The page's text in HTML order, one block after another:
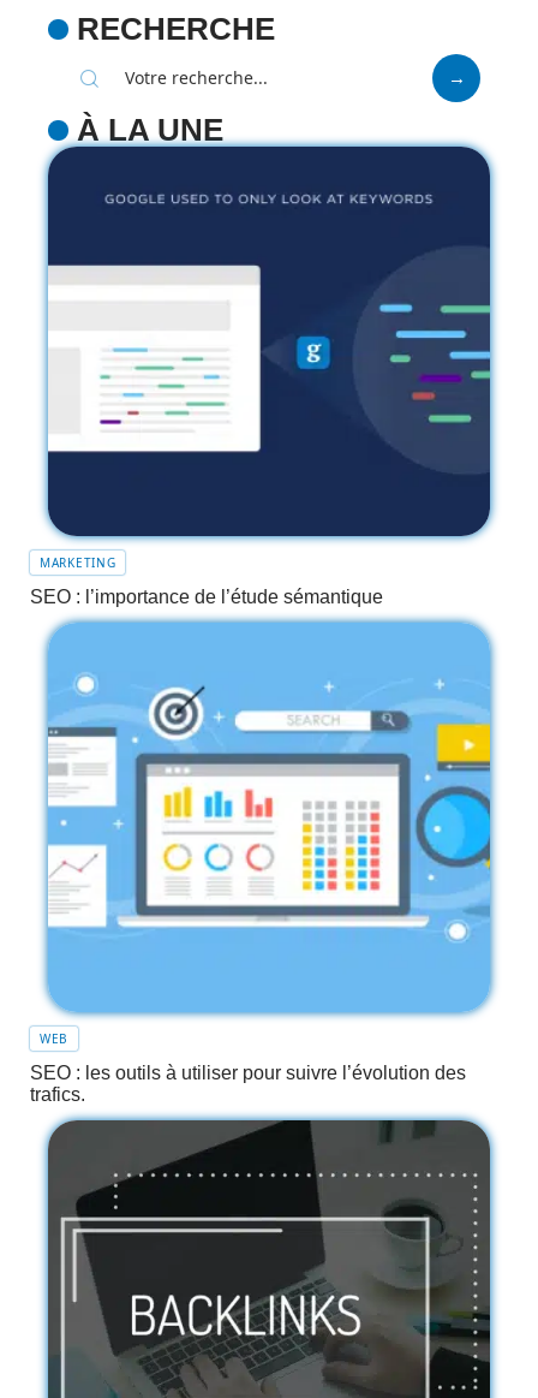
RECHERCHE
À LA UNE
MARKETING
SEO : l’importance de l’étude sémantique
WEB
SEO : les outils à utiliser pour suivre l’évolution des
trafics.